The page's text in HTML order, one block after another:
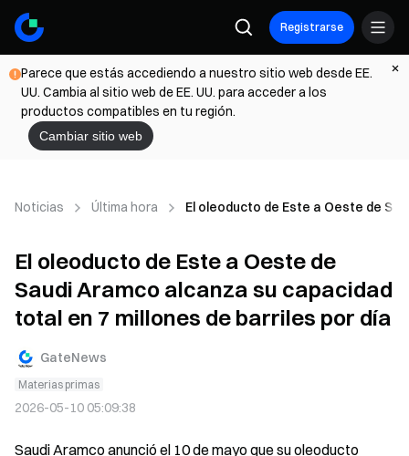
Registrarse
Parece que estás accediendo a nuestro sitio web desde EE.
UU. Cambia al sitio web de EE. UU. para acceder a los
productos compatibles en tu región.
Cambiar sitio web
Noticias Última hora El oleoducto de Este a Oeste de
El oleoducto de Este a Oeste de
Saudi Aramco alcanza su capacidad
total en 7 millones de barriles por día
GateNews
Materias primas
2026-05-10 05:09:38
Saudi Aramco anunció el 10 de mayo que su oleoducto